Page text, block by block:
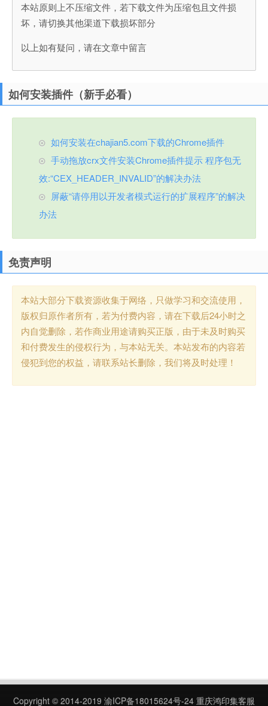
本站原则上不压缩文件，若下载文件为压缩包且文件损
坏，请切换其他渠道下载损坏部分
以上如有疑问，请在文章中留言
如何安装插件（新手必看）
如何安装在chajian5.com下载的Chrome插件
手动拖放crx文件安装Chrome插件提示 程序包无
效:“CEX_HEADER_INVALID”的解决办法
屏蔽“请停用以开发者模式运行的扩展程序”的解决
办法
免责声明
本站大部分下载资源收集于网络，只做学习和交流使用，
版权归原作者所有，若为付费内容，请在下载后24小时之
内自觉删除，若作商业用途请购买正版，由于未及时购买
和付费发生的侵权行为，与本站无关。本站发布的内容若
侵犯到您的权益，请联系站长删除，我们将及时处理！
Copyright © 2014-2019 渝ICP备18015624号-24 重庆鸿印集客服